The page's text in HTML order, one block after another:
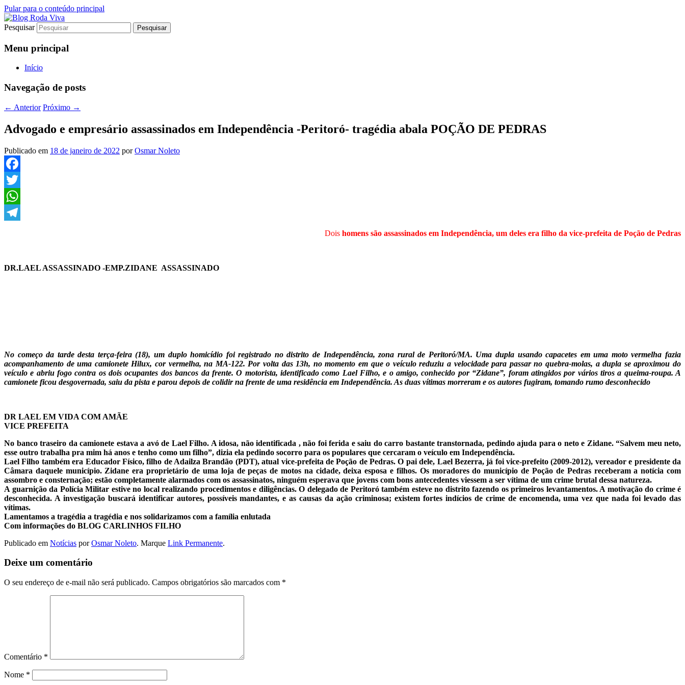
Pular para o conteúdo principal
Blog Roda Viva
Jornalismo sério comprometido com a verdade
Pesquisar
Menu principal
Início
Navegação de posts
← Anterior Próximo →
Advogado e empresário assassinados em Independência -Peritoró- tragédia abala POÇÃO DE PEDRAS
Publicado em 18 de janeiro de 2022 porOsmar Noleto
Facebook
Twitter
WhatsApp
Dois homens são assassinados em Independência, um deles era filho da vice-prefeita de Poção de Pedras
DR.LAEL ASSASSINADO -EMP.ZIDANE ASSASSINADO
No começo da tarde desta terça-feira (18), um duplo homicídio foi registrado no distrito de Independência, zona rural de Peritoró/MA. Uma dupla usando capacetes em uma moto vermelha fazia
acompanhamento de uma camionete Hilux, cor vermelha, na MA-122. Por volta das 13h, no momento em que o veículo reduziu a velocidade para passar no quebra-molas, a dupla se aproximou do
veículo e abriu fogo contra os dois ocupantes dos bancos da frente. O motorista, identificado como Lael Filho, e o amigo, conhecido por “Zidane”, foram atingidos por vários tiros a queima-roupa. A
camionete ficou desgovernada, saiu da pista e parou depois de colidir na frente de uma residência em Independência. As duas vítimas morreram e os autores fugiram, tomando rumo desconhecido
DR LAEL EM VIDA COM AMÃE
VICE PREFEITA
No banco traseiro da camionete estava a avó de Lael Filho. A idosa, não identificada , não foi ferida e saiu do carro bastante transtornada, pedindo ajuda para o neto e Zidane. “Salvem meu neto,
esse outro trabalha pra mim há anos e tenho como um filho”, dizia ela pedindo socorro para os populares que cercaram o veículo em Independência.
Lael Filho também era Educador Físico, filho de Adailza Brandão (PDT), atual vice-prefeita de Poção de Pedras. O pai dele, Lael Bezerra, já foi vice-prefeito (2009-2012), vereador e presidente da
Câmara daquele município. Zidane era proprietário de uma loja de peças de motos na cidade, deixa esposa e filhos. Os moradores do município de Poção de Pedras receberam a notícia com
assombro e consternação; estão completamente alarmados com os assassinatos, ninguém esperava que jovens com bons antecedentes viessem a ser vítima de um crime brutal dessa natureza.
A guarnição da Polícia Militar estive no local realizando procedimentos e diligências. O delegado de Peritoró também esteve no distrito fazendo os primeiros levantamentos. A motivação do crime é
desconhecida. A investigação buscará identificar autores, possíveis mandantes, e as causas da ação criminosa; existem fortes indícios de crime de encomenda, uma vez que nada foi levado das
vítimas.
Lamentamos a tragédia a tragédia e nos solidarizamos com a família enlutada
Com informações do BLOG CARLINHOS FILHO
Publicado em Notícias porOsmar Noleto. Marque Link Permanente.
Deixe um comentário
O seu endereço de e-mail não será publicado. Campos obrigatórios são marcados com *
Comentário *
Nome *